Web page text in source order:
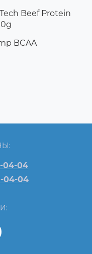
Beef Protein
BCAA
04-04
04-04